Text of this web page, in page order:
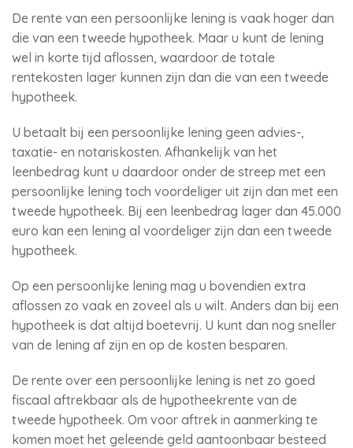
De rente van een persoonlijke lening is vaak hoger dan
die van een tweede hypotheek. Maar u kunt de lening
wel in korte tijd aflossen, waardoor de totale
rentekosten lager kunnen zijn dan die van een tweede
hypotheek.
U betaalt bij een persoonlijke lening geen advies-,
taxatie- en notariskosten. Afhankelijk van het
leenbedrag kunt u daardoor onder de streep met een
persoonlijke lening toch voordeliger uit zijn dan met een
tweede hypotheek. Bij een leenbedrag lager dan 45.000
euro kan een lening al voordeliger zijn dan een tweede
hypotheek.
Op een persoonlijke lening mag u bovendien extra
aflossen zo vaak en zoveel als u wilt. Anders dan bij een
hypotheek is dat altijd boetevrij. U kunt dan nog sneller
van de lening af zijn en op de kosten besparen.
De rente over een persoonlijke lening is net zo goed
fiscaal aftrekbaar als de hypotheekrente van de
tweede hypotheek. Om voor aftrek in aanmerking te
komen moet het geleende geld aantoonbaar besteed